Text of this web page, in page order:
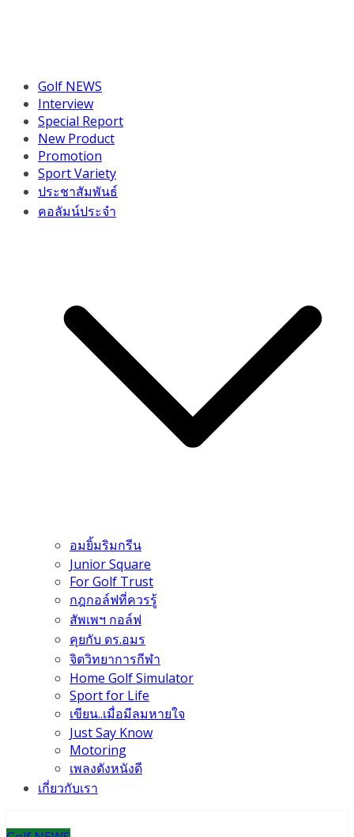
Golf NEWS
Interview
Special Report
New Product
Promotion
Sport Variety
ประชาสัมพันธ์
คอลัมน์ประจำ
อมยิ้มริมกรีน
Junior Square
For Golf Trust
กฎกอล์ฟที่ควรรู้
สัพเพฯ กอล์ฟ
คุยกับ ดร.อมร
จิตวิทยาการกีฬา
Home Golf Simulator
Sport for Life
เขียน..เมื่อมีลมหายใจ
Just Say Know
Motoring
เพลงดังหนังดี
เกี่ยวกับเรา